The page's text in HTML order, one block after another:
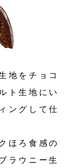
地をチョコ
ト生地にい
ングして仕
ほろ食感の
ラウニー生